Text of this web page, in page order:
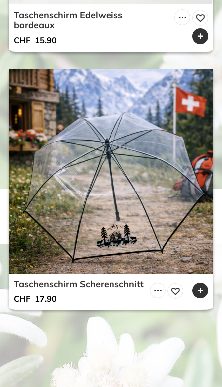
Taschenschirm Edelweiss
bordeaux
CHF 15.90
Taschenschirm Scherenschnitt
CHF 17.90